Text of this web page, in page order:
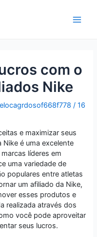
com o
Nike
/16
e maximizar seus
é uma excelente
líderes em
uma variedade de
populares entre atletas
um afiliado da Nike,
esses produtos e
realizada através dos
você pode aproveitar
seus lucros.